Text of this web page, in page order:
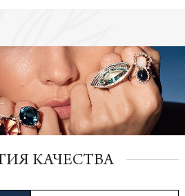
КАЧЕСТВА